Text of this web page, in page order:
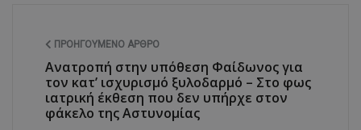
ΠΡΟΗΓΟΎΜΕΝΟ ΆΡΘΡΟ
Ανατροπή στην υπόθεση Φαίδωνος για
τον κατ’ ισχυρισμό ξυλοδαρμό – Στο φως
ιατρική έκθεση που δεν υπήρχε στον
φάκελο της Αστυνομίας